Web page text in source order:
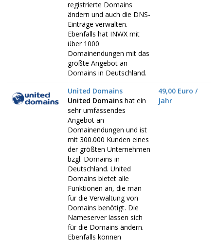
registrierte Domains
ändern und auch die DNS-
Einträge verwalten.
Ebenfalls hat INWX mit
über 1000
Domainendungen mit das
größte Angebot an
Domains in Deutschland.
United Domains
United Domains hat ein
sehr umfassendes
Angebot an
Domainendungen und ist
mit 300.000 Kunden eines
der größten Unternehmen
bzgl. Domains in
Deutschland. United
Domains bietet alle
Funktionen an, die man
für die Verwaltung von
Domains benötigt. Die
Nameserver lassen sich
für die Domains ändern.
Ebenfalls können
49,00 Euro /
Jahr